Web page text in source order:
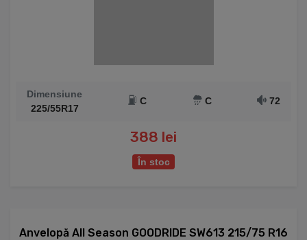
Dimensiune
225/55R17
C C 72
388 lei
În stoc
Anvelopă All Season GOODRIDE SW613 215/75 R16